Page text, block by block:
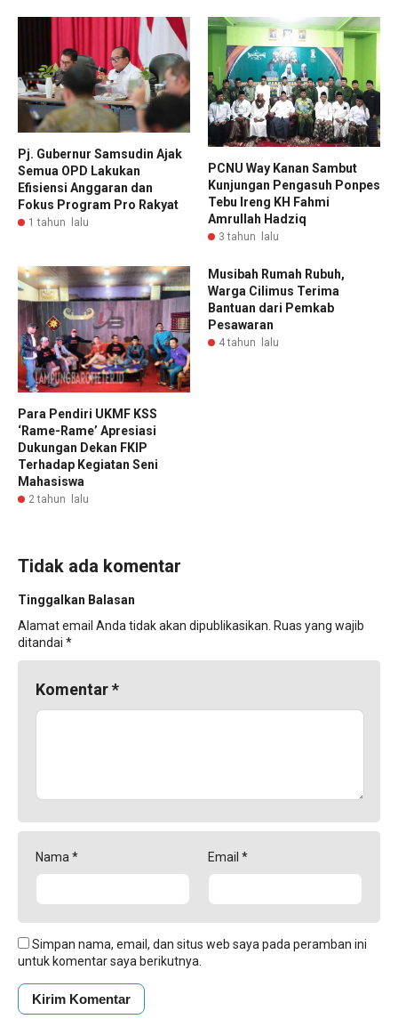
Pj. Gubernur Samsudin Ajak
Semua OPD Lakukan
Efisiensi Anggaran dan
Fokus Program Pro Rakyat
1 tahun lalu
PCNU Way Kanan Sambut
Kunjungan Pengasuh Ponpes
Tebu Ireng KH Fahmi
Amrullah Hadziq
3 tahun lalu
Para Pendiri UKMF KSS
‘Rame-Rame’ Apresiasi
Dukungan Dekan FKIP
Terhadap Kegiatan Seni
Mahasiswa
2 tahun lalu
Musibah Rumah Rubuh,
Warga Cilimus Terima
Bantuan dari Pemkab
Pesawaran
4 tahun lalu
Tidak ada komentar
Tinggalkan Balasan
Alamat email Anda tidak akan dipublikasikan. Ruas yang wajib
ditandai *
Komentar*
Nama* Email *
Simpan nama, email, dan situs web saya pada peramban ini
untuk komentar saya berikutnya.